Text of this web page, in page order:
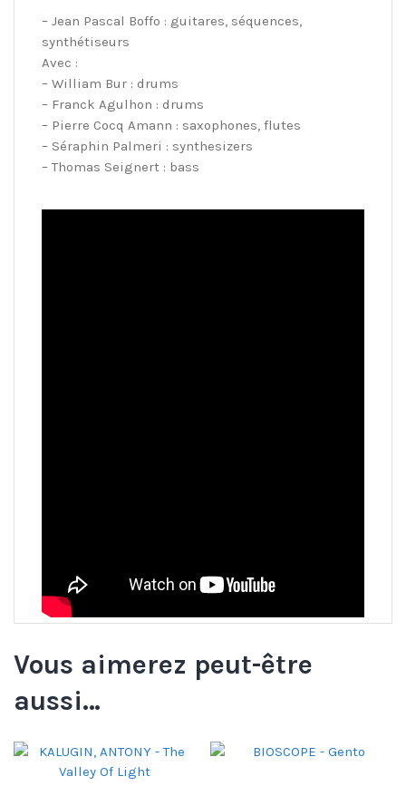
– Jean Pascal Boffo : guitares, séquences,
synthétiseurs
Avec :
– William Bur : drums
– Franck Agulhon : drums
– Pierre Cocq Amann : saxophones, flutes
– Séraphin Palmeri : synthesizers
– Thomas Seignert : bass
Vous aimerez peut-être
aussi…